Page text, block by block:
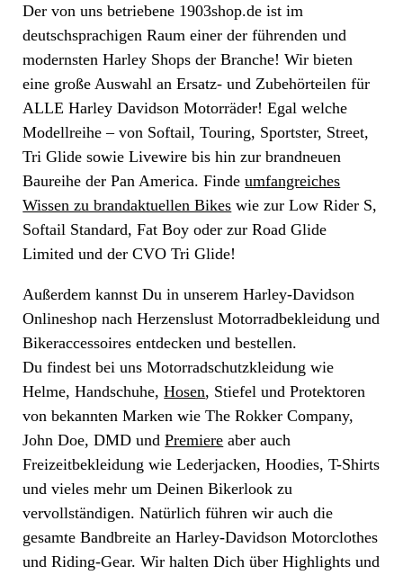
Der von uns betriebene 1903shop.de ist im
deutschsprachigen Raum einer der führenden und
modernsten Harley Shops der Branche! Wir bieten
eine große Auswahl an Ersatz- und Zubehörteilen für
ALLE Harley Davidson Motorräder! Egal welche
Modellreihe – von Softail, Touring, Sportster, Street,
Tri Glide sowie Livewire bis hin zur brandneuen
Baureihe der Pan America. Findeumfangreiches
Wissen zu brandaktuellen Bikes wie zur Low Rider S,
Softail Standard, Fat Boy oder zur Road Glide
Limited und der CVO Tri Glide!
Außerdem kannst Du in unserem Harley-Davidson
Onlineshop nach Herzenslust Motorradbekleidung und
Bikeraccessoires entdecken und bestellen.
Du findest bei uns Motorradschutzkleidung wie
Helme, Handschuhe,Hosen, Stiefel und Protektoren
von bekannten Marken wie The Rokker Company,
John Doe, DMD undPremiere aber auch
Freizeitbekleidung wie Lederjacken, Hoodies, T-Shirts
und vieles mehr um Deinen Bikerlook zu
vervollständigen. Natürlich führen wir auch die
gesamte Bandbreite an Harley-Davidson Motorclothes
und Riding-Gear. Wir halten Dich über Highlights und